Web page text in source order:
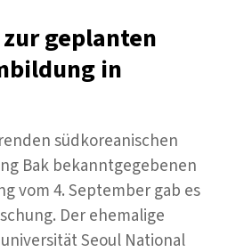
geplanten
in
südkoreanischen
Bak bekanntgegebenen
vom 4. September gab es
Der ehemalige
Seoul National